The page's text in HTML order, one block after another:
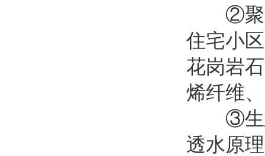
②聚合
住宅小
花岗岩
烯纤维
③生态
透水原